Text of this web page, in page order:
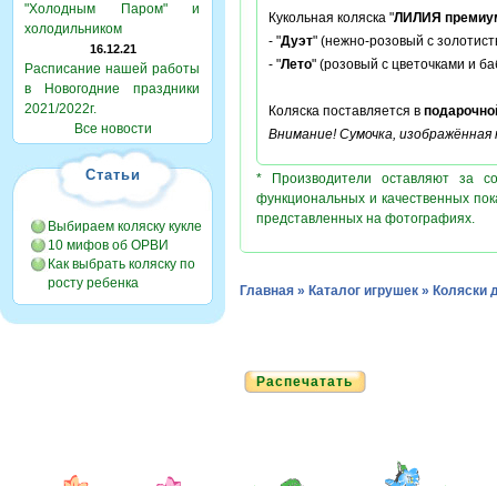
"Холодным Паром" и
холодильником
16.12.21
Расписание нашей работы
в Новогодние праздники
2021/2022г.
Все новости
Статьи
Выбираем коляску кукле
10 мифов об ОРВИ
Как выбрать коляску по
росту ребенка
Кукольная коляска "ЛИЛИЯ
- "Дуэт" (нежно-розовый с
- "Лето" (розовый с цветочками и
Коляска поставляется в
Внимание! Сумочка, изображённая
* Производители оставляют за
функциональных и качественных
представленных на фотографиях.
Главная » Каталог игрушек » Коляски
Распечатать